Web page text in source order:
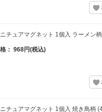
ニチュアマグネット 1個入 ラーメン
： 968円(税込)
ニチュアマグネット 1個入 焼き鳥柄